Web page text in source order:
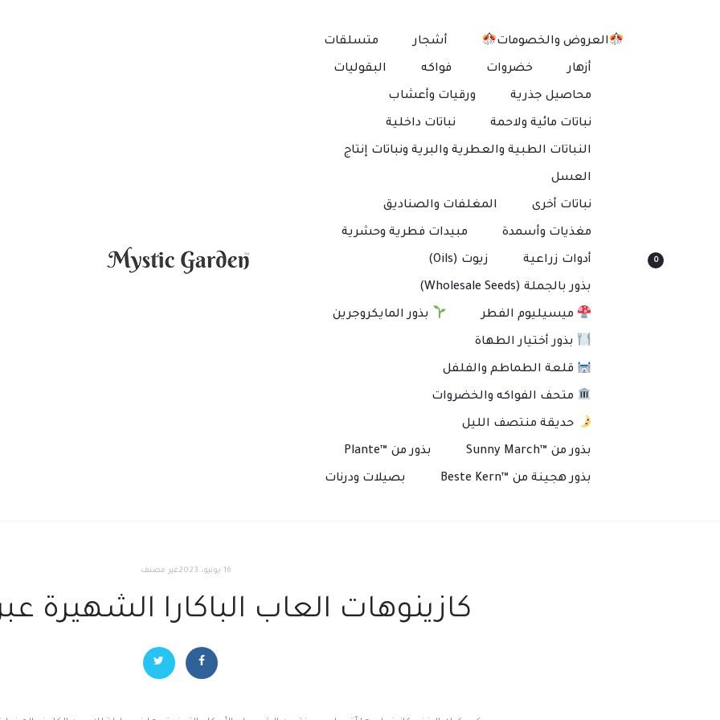
0
العروض والخصومات أشجار متسلقات
أزهار خضروات فواكه البقوليات
محاصيل جذرية ورقيات وأعشاب
نباتات مائية ولاحمة نباتات داخلية
النباتات الطبية والعطرية والبرية ونباتات إنتاج
العسل
نباتات أخرى المغلفات والصناديق
مغذيات وأسمدة مبيدات فطرية وحشرية
أدوات زراعية زيوت (Oils)
بذور بالجملة (Wholesale Seeds)
ميسيليوم الفطر بذور المايكروجرين
بذور أختيار الطهاة
قلعة الطماطم والفلفل
متحف الفواكه والخضروات
حديقة منتصف الليل
بذور من ™Sunny March بذور من ™Plante
بذور هجينة من ™Beste Kern بصيلات ودرنات
16 يونيو، 2023 غير مصنف
كازينوهات العاب الباكارا الشهيرة